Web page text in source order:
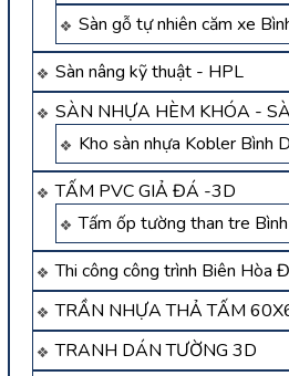
Sàn gỗ tự nhiên căm xe
Sàn nâng kỹ thuật - HPL
SÀN NHỰA HÈM KHÓA -
Kho sàn nhựa Kobler Bình
TẤM PVC GIẢ ĐÁ -3D
Tấm ốp tường than tre
Thi công công trình Biên Hòa
TRẦN NHỰA THẢ TẤM
TRANH DÁN TƯỜNG 3D